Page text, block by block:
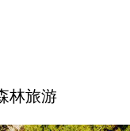
林旅游